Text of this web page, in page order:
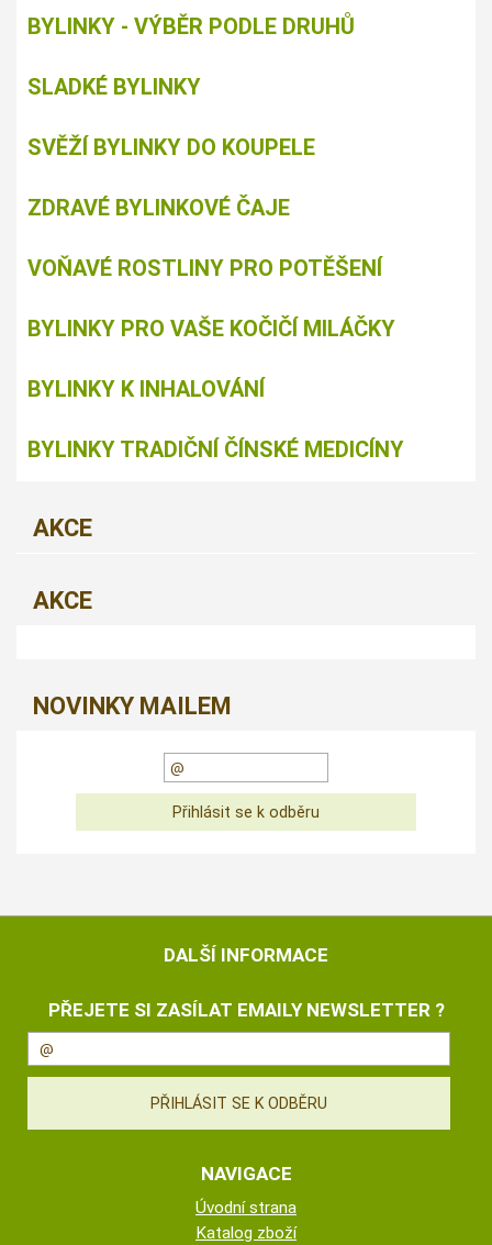
BYLINKY - VÝBĚR PODLE DRUHŮ
SLADKÉ BYLINKY
SVĚŽÍ BYLINKY DO KOUPELE
ZDRAVÉ BYLINKOVÉ ČAJE
VOŇAVÉ ROSTLINY PRO POTĚŠENÍ
BYLINKY PRO VAŠE KOČIČÍ MILÁČKY
BYLINKY K INHALOVÁNÍ
BYLINKY TRADIČNÍ ČÍNSKÉ MEDICÍNY
AKCE
AKCE
NOVINKY MAILEM
DALŠÍ INFORMACE
PŘEJETE SI ZASÍLAT EMAILY NEWSLETTER ?
NAVIGACE
Úvodní strana
Katalog zboží